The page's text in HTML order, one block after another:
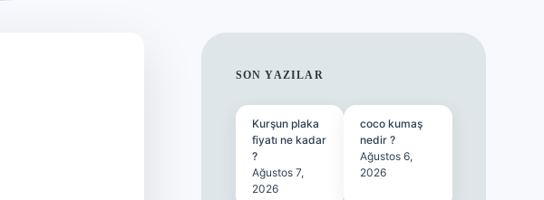
SIDEBAR
SON YAZILAR
Kurşun plaka
fiyatı ne kadar
?
Ağustos 7,
2026
coco kumaş
nedir ?
Ağustos 6,
2026
ilbet bahis sitesi